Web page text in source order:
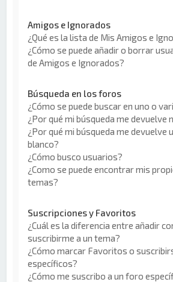
Amigos e Ignorados
¿Qué es la lista de Mis Amigos e
¿Cómo se puede añadir o borrar
de Amigos e Ignorados?
Búsqueda en los foros
¿Cómo se puede buscar en uno o
¿Por qué mi búsqueda me devuelve
¿Por qué mi búsqueda me devuelve
blanco?
¿Cómo busco usuarios?
¿Como se puede encontrar mis
temas?
Suscripciones y Favoritos
¿Cuál es la diferencia entre añadir
suscribirme a un tema?
¿Cómo marcar Favoritos o
específicos?
¿Cómo me suscribo a un foro